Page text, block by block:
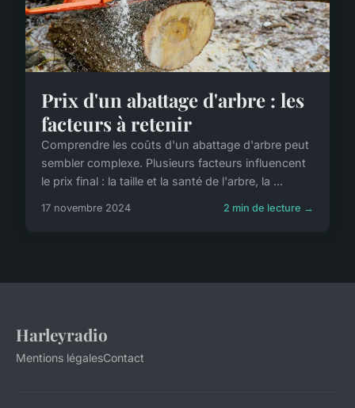
Prix d'un abattage d'arbre : les
facteurs à retenir
Comprendre les coûts d'un abattage d'arbre peut
sembler complexe. Plusieurs facteurs influencent
le prix final : la taille et la santé de l'arbre, la ...
17 novembre 2024 2 min de lecture →
Harleyradio
Mentions légalesContact